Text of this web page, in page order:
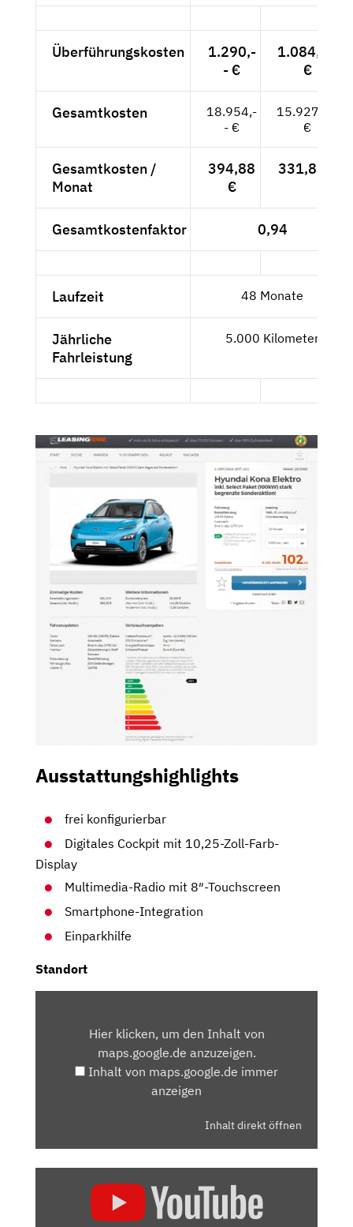
Überführungskosten
1.290,-
- €
1.084,03
€
Gesamtkosten
18.954,-
- €
15.927,73
€
Gesamtkosten /
Monat
394,88
€
331,83 €
Gesamtkostenfaktor 0,94
Laufzeit 48 Monate
Jährliche
Fahrleistung
5.000 Kilometer
Ausstattungshighlights
frei konfigurierbar
Digitales Cockpit mit 10,25-Zoll-Farb-
Display
Multimedia-Radio mit 8″-Touchscreen
Smartphone-Integration
Einparkhilfe
Standort
MAPS.GOOGLE.DEHier klicken, um den Inhalt von
maps.google.de anzuzeigen.
Inhalt von maps.google.de immer
anzeigen
Inhalt direkt öffnen
ELEKTRO: